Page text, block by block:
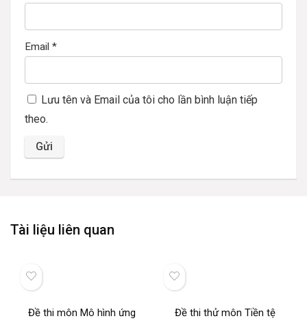
Email *
Lưu tên và Email của tôi cho lần bình luận tiếp
theo.
Tài liệu liên quan
Đề thi môn Mô hình ứng
Đề thi thử môn Tiền tệ